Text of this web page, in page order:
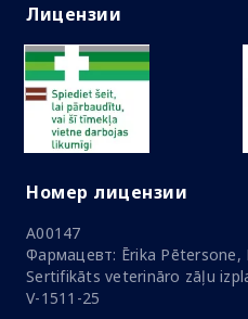
Лицензии
Номер лицензии
A00147
Фармацевт: Ērika Pētersone,
Sertifikāts veterināro zāļu
V-1511-25